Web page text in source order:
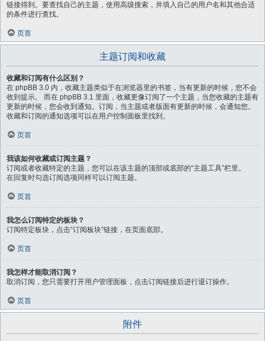
链接得到。要查找自己的主题，使用高级搜索，并填入自己的用户名和其他合适
的条件进行查找。
页首
主题订阅和收藏
收藏和订阅有什么区别？
在 phpBB 3.0 内，收藏主题类似于在浏览器里的书签，当有更新的时候，您不会
收到提示。 而在 phpBB 3.1 里面，收藏更像订阅了一个主题，当您收藏的主题有
更新的时候，您会收到通知。订阅，当主题或者版面有更新的时候，会通知您。
收藏和订阅的通知选项可以在用户控制面板里找到。
页首
我该如何收藏或订阅主题？
订阅或者收藏特定的主题，您可以在该主题的顶部或底部的“主题工具”栏里。
在回复时勾选订阅选项同样可以订阅主题。
页首
我怎么订阅特定的板块？
订阅特定板块，点击“订阅板块”链接，在页面底部。
页首
我怎样才能取消订阅？
取消订阅，您只需要打开用户管理面板，点击订阅链接后进行退订操作。
页首
附件